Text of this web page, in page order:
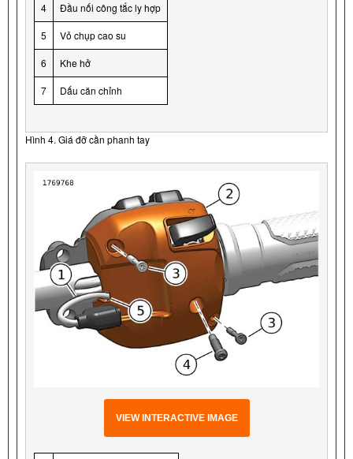
4 Đầu nối công tắc ly hợp
5 Vỏ chụp cao su
6 Khe hở
7 Dấu căn chỉnh
Hình 4. Giá đỡ cần phanh tay
VIEW INTERACTIVE IMAGE